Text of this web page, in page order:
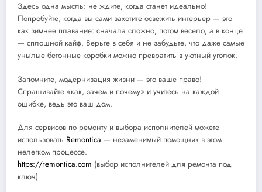
Здесь одна мысль: не ждите, когда станет идеально!
Попробуйте, когда вы сами захотите освежить интерьер — это
как зимнее плавание: сначала сложно, потом весело, а в конце
— сплошной кайф. Верьте в себя и не забудьте, что даже самые
унылые бетонные коробки можно превратить в уютный уголок.
Запомните, модернизация жизни — это ваше право!
Спрашивайте «как, зачем и почему» и учитесь на каждой
ошибке, ведь это ваш дом.
Для сервисов по ремонту и выбора исполнителей можете
использовать Remontica — незаменимый помощник в этом
нелегком процессе.
https://remontica.com (выбор исполнителей для ремонта под
ключ)